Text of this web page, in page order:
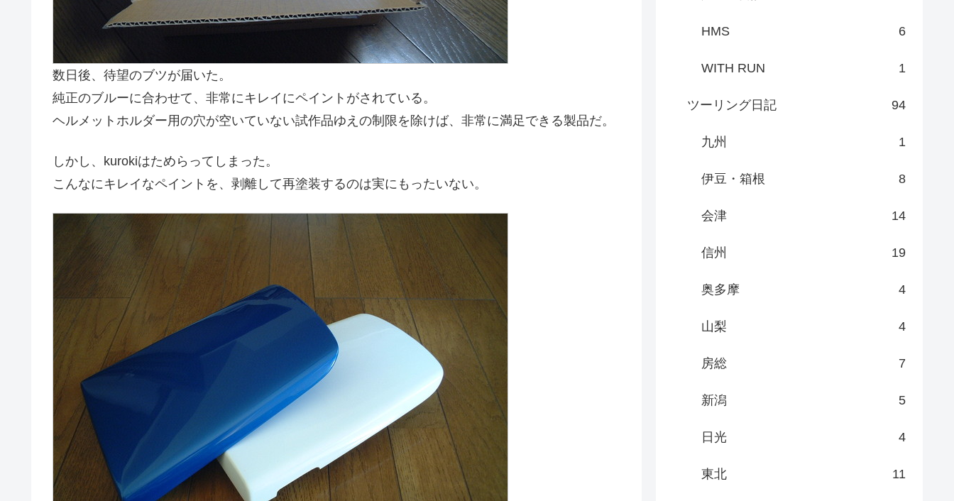
数日後、待望のブツが届いた。
純正のブルーに合わせて、非常にキレイにペイントがされている。
ヘルメットホルダー用の穴が空いていない試作品ゆえの制限を除けば、非常に満足できる製品だ。
しかし、kurokiはためらってしまった。
こんなにキレイなペイントを、剥離して再塗装するのは実にもったいない。
HMS 6
WITH RUN 1
ツーリング日記 94
九州 1
伊豆・箱根 8
会津 14
信州 19
奥多摩 4
山梨 4
房総 7
新潟 5
日光 4
東北 11